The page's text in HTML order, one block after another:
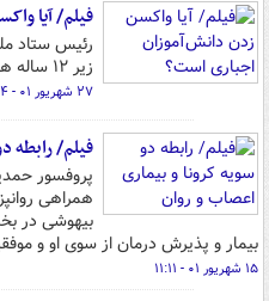
فیلم/ آیا
رئیس ستاد
زیر ۱۲ ساله ها یک دز واکسن را تزریق کنند.
۲۷ شهریور ۰۱ - ۰۹:۰۴
فیلم/ رابطه
پروفسور
همراهی
بیهوشی در
بیمار و پذیرش درمان از سوی او و
۱۵ شهریور ۰۱ - ۱۱:۱۱